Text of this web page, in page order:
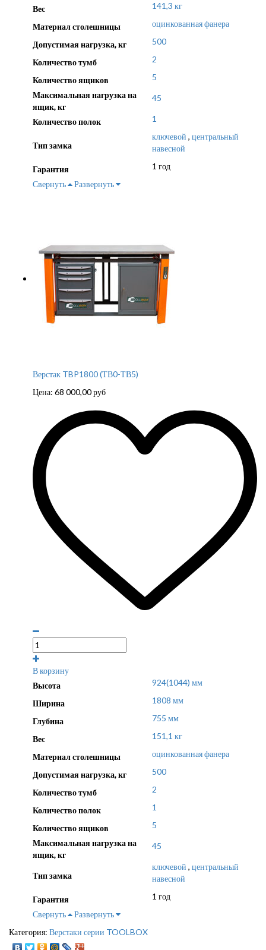
Вес 141,3 кг
Материал столешницы оцинкованная фанера
Допустимая нагрузка, кг 500
Количество тумб 2
Количество ящиков
5
Максимальная нагрузка на
ящик, кг
45
Количество полок 1
Тип замка
ключевой , центральный
навесной
Гарантия
1 год
Свернуть
Развернуть
Верстак TBP1800 (ТВ0-ТВ5)
Цена: 68 000,00руб
В корзину
Высота
924(1044) мм
Ширина 1808 мм
Глубина 755 мм
Вес 151,1 кг
Материал столешницы оцинкованная фанера
Допустимая нагрузка, кг 500
Количество тумб 2
Количество полок 1
Количество ящиков
5
Максимальная нагрузка на
ящик, кг
45
Тип замка
ключевой , центральный
навесной
Гарантия
1 год
Свернуть
Развернуть
Категория: Верстаки серии TOOLBOX